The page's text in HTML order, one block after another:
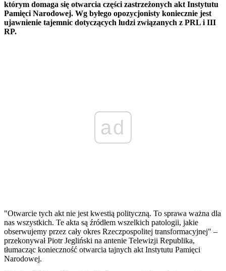
którym domaga się otwarcia części zastrzeżonych akt Instytutu
Pamięci Narodowej. Wg byłego opozycjonisty koniecznie jest
ujawnienie tajemnic dotyczących ludzi związanych z PRL i III
RP.
ad
"Otwarcie tych akt nie jest kwestią polityczną. To sprawa ważna dla
nas wszystkich. Te akta są źródłem wszelkich patologii, jakie
obserwujemy przez cały okres Rzeczpospolitej transformacyjnej" –
przekonywał Piotr Jegliński na antenie Telewizji Republika,
tłumacząc konieczność otwarcia tajnych akt Instytutu Pamięci
Narodowej.